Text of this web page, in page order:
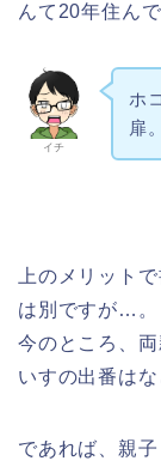
んて20年住ん
イチ
ホ
扉。
上のメリット
は別ですが…。
今のところ、
いすの出番はな
であれば、親